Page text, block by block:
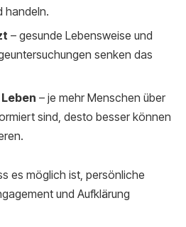
handeln.
– gesunde Lebensweise und
senken das
– je mehr Menschen über
sind, desto besser können
es möglich ist, persönliche
und Aufklärung